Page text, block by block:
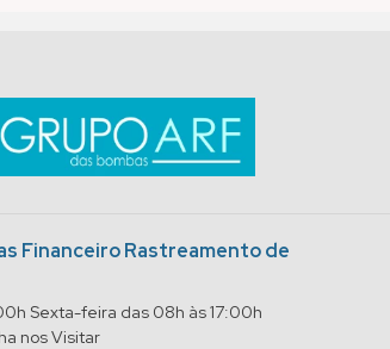
Financeiro Rastreamento de
Sexta-feira das 08h às 17:00h
nos Visitar